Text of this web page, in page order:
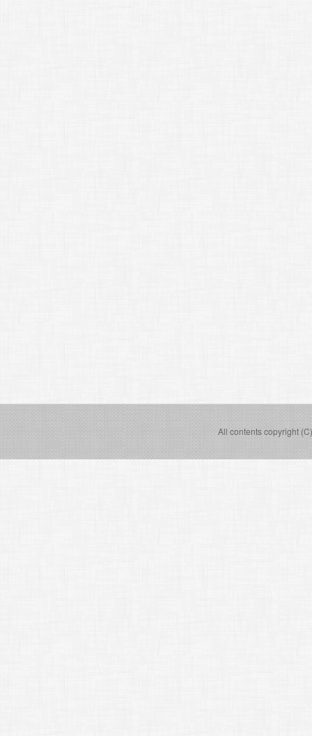
All contents copyright